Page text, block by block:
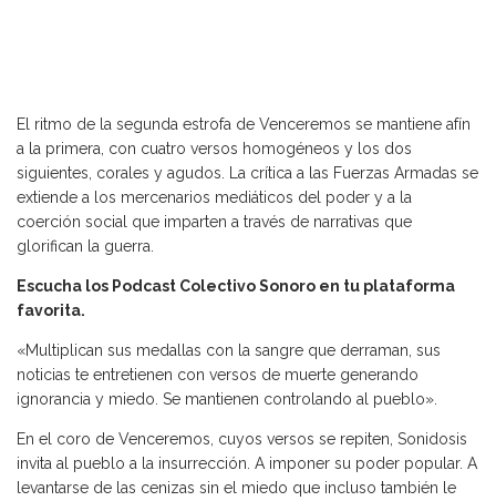
El ritmo de la segunda estrofa de Venceremos se mantiene afín
a la primera, con cuatro versos homogéneos y los dos
siguientes, corales y agudos. La crítica a las Fuerzas Armadas se
extiende a los mercenarios mediáticos del poder y a la
coerción social que imparten a través de narrativas que
glorifican la guerra.
Escucha los Podcast Colectivo Sonoro en tu plataforma
favorita.
«Multiplican sus medallas con la sangre que derraman, sus
noticias te entretienen con versos de muerte generando
ignorancia y miedo. Se mantienen controlando al pueblo».
En el coro de Venceremos, cuyos versos se repiten, Sonidosis
invita al pueblo a la insurrección. A imponer su poder popular. A
levantarse de las cenizas sin el miedo que incluso también le